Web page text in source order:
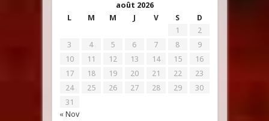
août 2026
L
M M J V S D
« Nov
1
2
3
4 5 6 7 8
9
10
11 12 13 14 15
16
17
18 19 20 21 22
23
24
25 26 27 28 29
30
31